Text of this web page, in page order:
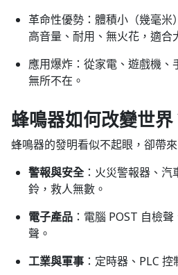
革命性優勢：體積小（幾毫米
高音量、耐用、無火花，適合
應用爆炸：從家電、遊戲機
無所不在。
蜂鳴器如何改變世界
蜂鳴器的發明看似不起眼，卻帶來
警報與安全：火災警報器、汽
鈴，救人無數。​
電子產品 ：電腦 POST 自檢
聲。​
工業與軍事 ：定時器、PLC